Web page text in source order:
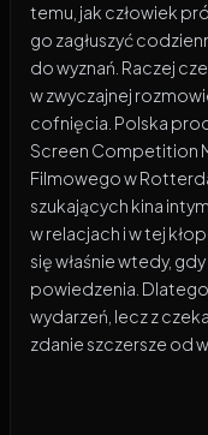
temu, jak człowiek
go zagłuszyć
do wyznań. Raczej
w zwyczajnej
cofnięcia. Polska
Screen Competition
Filmowego w
szukających kina
w relacjach i w tej
się właśnie wtedy,
powiedzenia.
wydarzeń, lecz z
zdanie szczersze od